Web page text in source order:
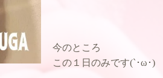
今のところ
この１日のみです(`･ω･)